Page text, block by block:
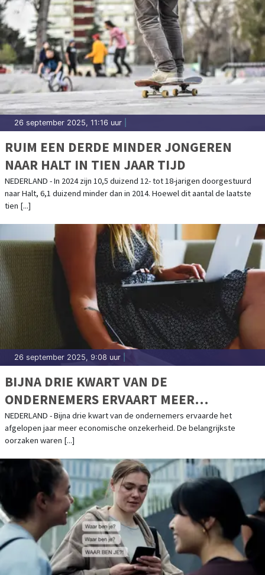
26 september 2025, 11:16 uur
RUIM EEN DERDE MINDER JONGEREN
NAAR HALT IN TIEN JAAR TIJD
NEDERLAND - In 2024 zijn 10,5 duizend 12- tot 18-jarigen doorgestuurd
naar Halt, 6,1 duizend minder dan in 2014. Hoewel dit aantal de laatste
tien [...]
26 september 2025, 9:08 uur
BIJNA DRIE KWART VAN DE
ONDERNEMERS ERVAART MEER
ONZEKERHEID
NEDERLAND - Bijna drie kwart van de ondernemers ervaarde het
afgelopen jaar meer economische onzekerheid. De belangrijkste
oorzaken waren [...]